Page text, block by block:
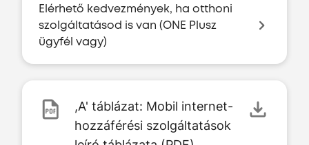
Elérhető kedvezmények, ha otthoni
szolgáltatásod is van (ONE Plusz
ügyfél vagy)
,A' táblázat: Mobil internet-
hozzáférési szolgáltatások